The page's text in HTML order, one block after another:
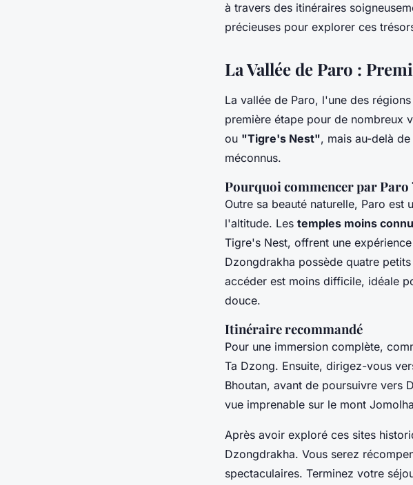
à travers des itinéraires
précieuses pour explorer ces
La Vallée de Paro :
La vallée de Paro, l'une des
première étape pour de nombreux
ou "Tigre's Nest", mais au-delà
méconnus.
Pourquoi commencer par Paro
Outre sa beauté naturelle, Paro est
l'altitude. Les temples moins
Tigre's Nest, offrent une
Dzongdrakha possède quatre
accéder est moins difficile, idéale
douce.
Itinéraire recommandé
Pour une immersion complète,
Ta Dzong. Ensuite, dirigez-vous
Bhoutan, avant de poursuivre vers
vue imprenable sur le mont
Après avoir exploré ces sites
Dzongdrakha. Vous serez
spectaculaires. Terminez votre